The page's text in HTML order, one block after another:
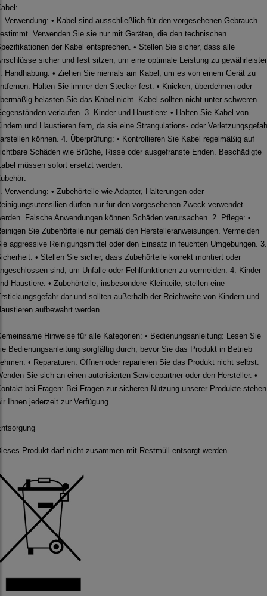
Verwendung: • Kabel sind ausschließlich für den vorgesehenen Gebrauch
Verwenden Sie sie nur mit Geräten, die den technischen
der Kabel entsprechen. • Stellen Sie sicher, dass alle
sicher und fest sitzen, um eine optimale Leistung zu
Handhabung: • Ziehen Sie niemals am Kabel, um es von einem Gerät zu
Halten Sie immer den Stecker fest. • Knicken, überdehnen oder
belasten Sie das Kabel nicht. Kabel sollten nicht unter schweren
verlaufen. 3. Kinder und Haustiere: • Halten Sie Kabel von
und Haustieren fern, da sie eine Strangulations- oder
können. 4. Überprüfung: • Kontrollieren Sie Kabel regelmäßig auf
Schäden wie Brüche, Risse oder ausgefranste Enden. Beschädigte
müssen sofort ersetzt werden.
Verwendung: • Zubehörteile wie Adapter, Halterungen oder
dürfen nur für den vorgesehenen Zweck verwendet
Falsche Anwendungen können Schäden verursachen. 2. Pflege: •
Sie Zubehörteile nur gemäß den Herstelleranweisungen. Vermeiden
aggressive Reinigungsmittel oder den Einsatz in feuchten Umgebungen. 3.
• Stellen Sie sicher, dass Zubehörteile korrekt montiert oder
sind, um Unfälle oder Fehlfunktionen zu vermeiden. 4. Kinder
Haustiere: • Zubehörteile, insbesondere Kleinteile, stellen eine
dar und sollten außerhalb der Reichweite von Kindern und
aufbewahrt werden.
Hinweise für alle Kategorien: • Bedienungsanleitung: Lesen Sie
Bedienungsanleitung sorgfältig durch, bevor Sie das Produkt in Betrieb
• Reparaturen: Öffnen oder reparieren Sie das Produkt nicht selbst.
Sie sich an einen autorisierten Servicepartner oder den Hersteller. •
bei Fragen: Bei Fragen zur sicheren Nutzung unserer Produkte stehen
Ihnen jederzeit zur Verfügung.
Produkt darf nicht zusammen mit Restmüll entsorgt werden.